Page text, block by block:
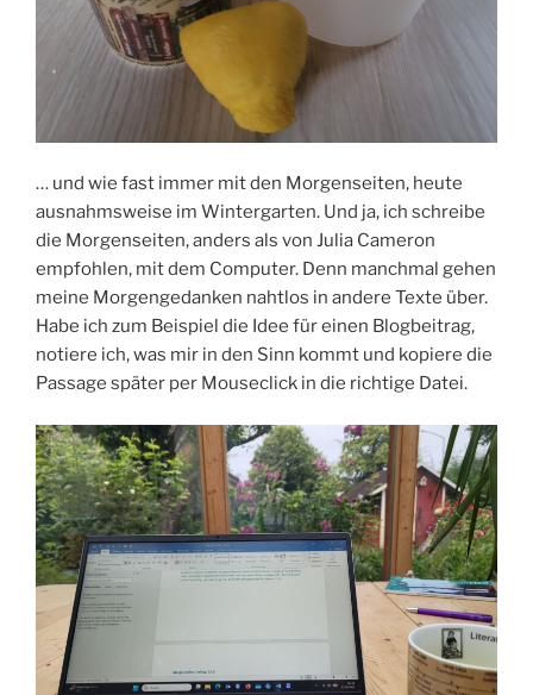
… und wie fast immer mit den Morgenseiten, heute
ausnahmsweise im Wintergarten. Und ja, ich schreibe
die Morgenseiten, anders als von Julia Cameron
empfohlen, mit dem Computer. Denn manchmal gehen
meine Morgengedanken nahtlos in andere Texte über.
Habe ich zum Beispiel die Idee für einen Blogbeitrag,
notiere ich, was mir in den Sinn kommt und kopiere die
Passage später per Mouseclick in die richtige Datei.